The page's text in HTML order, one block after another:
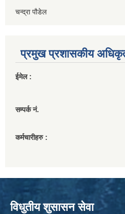
चन्द्रा पौडेल
प्रमुख प्रशासकीय
ईमेल :
सम्पर्क नं.
कर्मचारीहरु :
विधुतीय शुसासन सेवा